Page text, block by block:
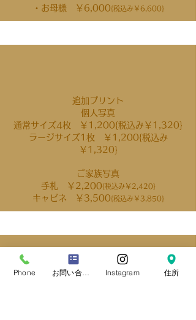
​・お母様 ￥6,000{税込み￥6,600}
追加プリント
個人写真
通常サイズ4枚 ￥1,200{税込み￥1,320}
​ラージサイズ1枚 ￥1,200{税込み
￥1,320}
ご家族写真
手札 ￥2,200{税込み￥2,420}
​キャビネ ￥3,500{税込み￥3,850}
Phone お問い合わせフォーム Instagram 住所